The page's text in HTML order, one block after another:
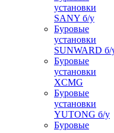
установки
SANY б/у
Буровые
установки
SUNWARD б/
Буровые
установки
XCMG
Буровые
установки
YUTONG б/у
Буровые